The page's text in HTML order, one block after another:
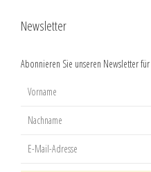
Newsletter
Abonnieren Sie unseren Newsletter